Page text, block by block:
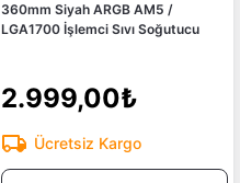
360mm Siyah ARGB AM5 /
LGA1700 İşlemci Sıvı Soğutucu
2.999,00₺
Ücretsiz Kargo